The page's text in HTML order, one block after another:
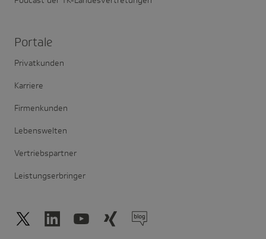
Portale
Privatkunden
Karriere
Firmenkunden
Lebenswelten
Vertriebspartner
Leistungserbringer